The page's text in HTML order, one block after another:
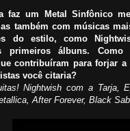
faz um Metal Sinfônico
também com músicas
do estilo, como
primeiros álbuns. Como
contribuíram para forjar
você citaria?
Nightwish com a Tarja,
After Forever, Black